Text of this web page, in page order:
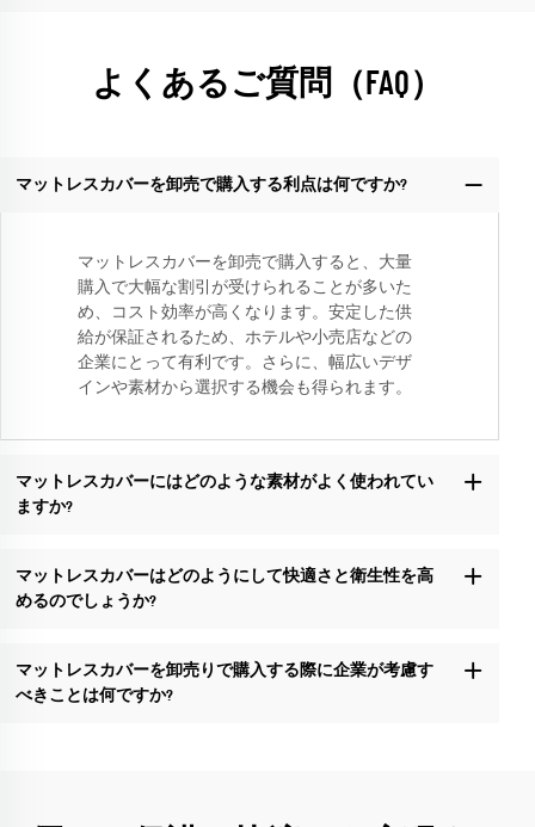
よくあるご質問（FAQ）
マットレスカバーを卸売で購入する利点は何ですか?
マットレスカバーを卸売で購入すると、大量
購入で大幅な割引が受けられることが多いた
め、コスト効率が高くなります。安定した供
給が保証されるため、ホテルや小売店などの
企業にとって有利です。さらに、幅広いデザ
インや素材から選択する機会も得られます。
マットレスカバーにはどのような素材がよく使われてい
ますか?
マットレスカバーはどのようにして快適さと衛生性を高
めるのでしょうか?
マットレスカバーを卸売りで購入する際に企業が考慮す
べきことは何ですか?